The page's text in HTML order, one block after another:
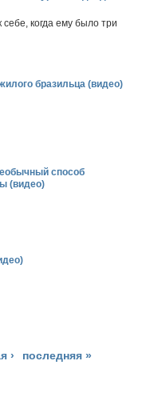
когда ему было три
бразильца (видео)
способ
(видео)
› последняя »